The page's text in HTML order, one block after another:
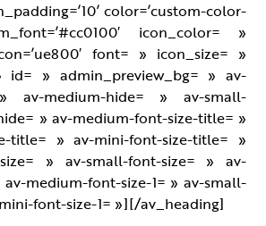
color=’custom-color-
icon_color= »
font= » icon_size= »
id= » admin_preview_bg= » av-
av-medium-hide= » av-small-
» av-medium-font-size-title= »
title= » av-mini-font-size-title= »
» av-small-font-size= » av-
medium-font-size-1= » av-small-
font-size-1= »][/av_heading]